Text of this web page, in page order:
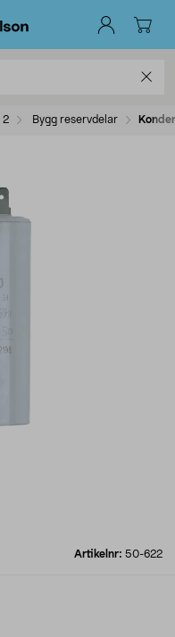
2 Bygg reservdelar
Artikelnr: 50-622